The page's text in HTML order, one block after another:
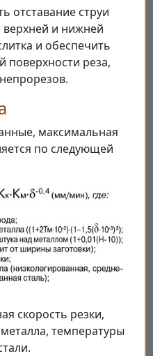
отставание струи
и нижней
и обеспечить
поверхности реза,
максимальная
по следующей
скорость резки,
температуры